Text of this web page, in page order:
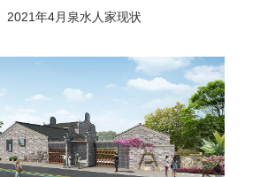
2021年4月泉水人家现状